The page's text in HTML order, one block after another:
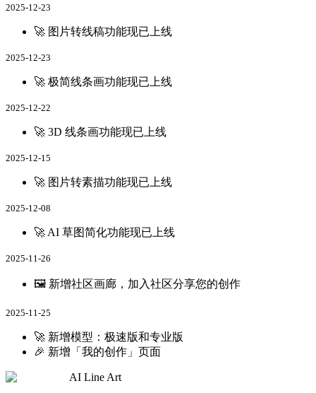
2025-12-23
🚀 图片转线稿功能现已上线
2025-12-23
🚀 极简线条画功能现已上线
2025-12-22
🚀 3D 线条画功能现已上线
2025-12-15
🚀 图片转素描功能现已上线
2025-12-08
🚀 AI 草图简化功能现已上线
2025-11-26
🖼️ 新增社区画廊，加入社区分享您的创作
2025-11-25
🚀 新增模型：极速版和专业版
🎉 新增「我的创作」页面
AI Line Art